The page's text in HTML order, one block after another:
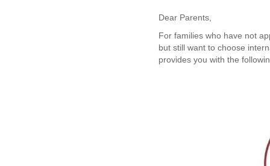
Dear Parents,
For families who have not
but still want to choose
provides you with the